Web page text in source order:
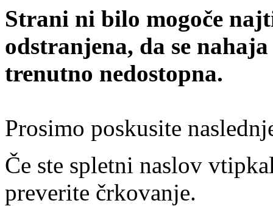
Strani ni bilo mogoče
odstranjena, da se
trenutno nedostopna.
Prosimo poskusite
Če ste spletni naslov
preverite črkovanje.